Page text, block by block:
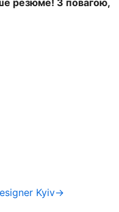
Kyiv→